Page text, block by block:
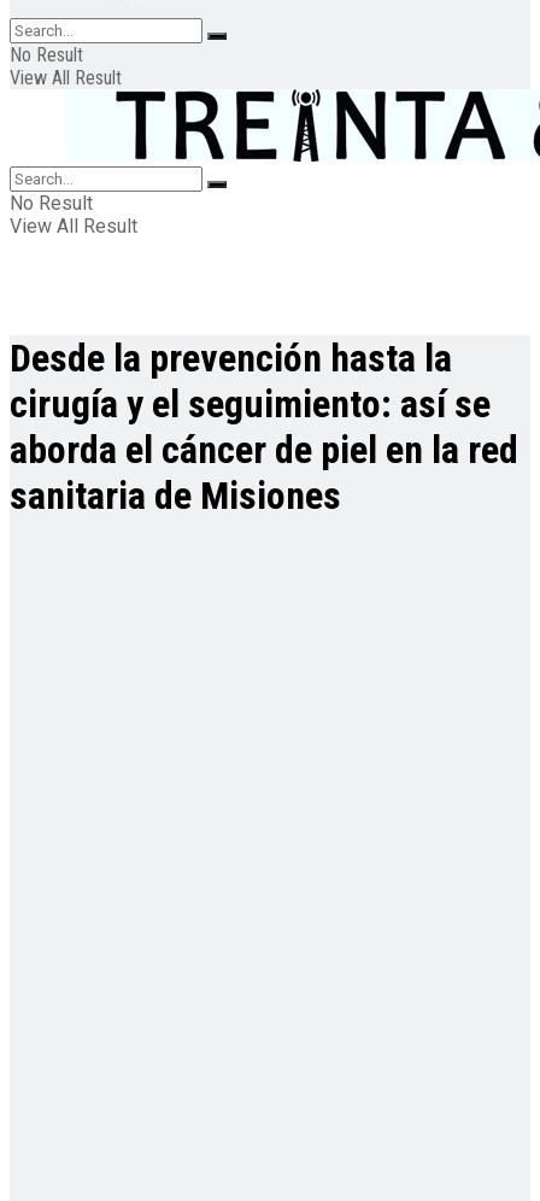
No Result
View All Result
No Result
View All Result
Desde la prevención hasta la
cirugía y el seguimiento: así se
aborda el cáncer de piel en la red
sanitaria de Misiones